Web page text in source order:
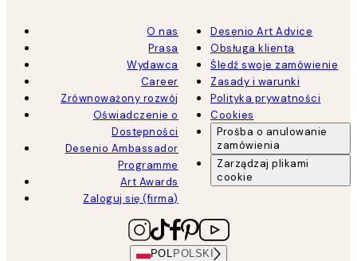
O nas
Prasa
Wydawca
Career
Zrównoważony rozwój
Oświadczenie o
Dostępności
Desenio Ambassador
Programme
Art Awards
Zaloguj się (firma)
Desenio Art Advice
Obsługa klienta
Śledź swoje zamówienie
Zasady i warunki
Polityka prywatności
Cookies
Prośba o anulowanie
zamówienia
Zarządzaj plikami
cookie
POL POLSKI